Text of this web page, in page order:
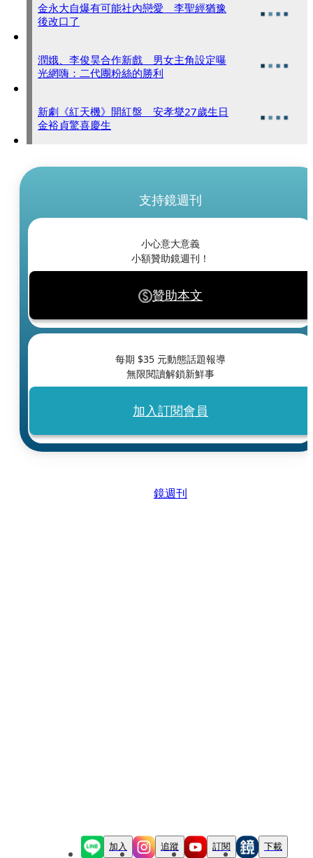
金永大自爆有可能社內戀愛 李聖經猶豫
後改口了
潤娥、李俊昊合作新戲 男女主角設定曝
光網嗨：二代團粉絲的勝利
新劇《紅天機》開紅盤 安孝燮27歲生日
金裕貞驚喜慶生
支持鏡週刊
小心意大意義
小額贊助鏡週刊！
贊助本文
每期 $35 元動態話題報導
無限閱讀解鎖新鮮事
加入訂閱會員
鏡週刊
加入 追蹤 訂閱 下載